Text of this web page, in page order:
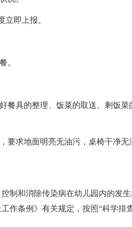
立即上报。
。
餐具的整理、饭菜的取送、剩饭菜
要求地面明亮无油污，桌椅干净无
制和消除传染病在幼儿园内的发
作条例》有关规定，按照“科学排